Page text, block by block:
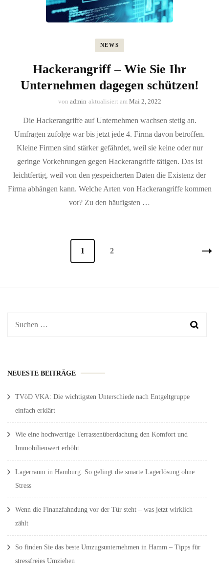
NEWS
Hackerangriff – Wie Sie Ihr
Unternehmen dagegen schützen!
von admin aktualisiert am Mai 2, 2022
Die Hackerangriffe auf Unternehmen wachsen stetig an.
Umfragen zufolge war bis jetzt jede 4. Firma davon betroffen.
Kleine Firmen sind stärker gefährdet, weil sie keine oder nur
geringe Vorkehrungen gegen Hackerangriffe tätigen. Das ist
leichtfertig, weil von den gespeicherten Daten die Existenz der
Firma abhängen kann. Welche Arten von Hackerangriffe kommen
vor? Zu den häufigsten …
Seite
1 Seite
2
Suchen
NEUESTE BEITRÄGE
TVöD VKA: Die wichtigsten Unterschiede nach Entgeltgruppe
einfach erklärt
Wie eine hochwertige Terrassenüberdachung den Komfort und
Immobilienwert erhöht
Lagerraum in Hamburg: So gelingt die smarte Lagerlösung ohne
Stress
Wenn die Finanzfahndung vor der Tür steht – was jetzt wirklich
zählt
So finden Sie das beste Umzugsunternehmen in Hamm – Tipps für
stressfreies Umziehen